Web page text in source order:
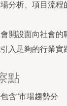
分析、項目流程
開設面向社會的
入足夠的行業實
點
含“市場趨勢分